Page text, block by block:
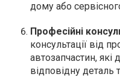
дому або
Професійні
консультації від
автозапчастин,
відповідну деталь